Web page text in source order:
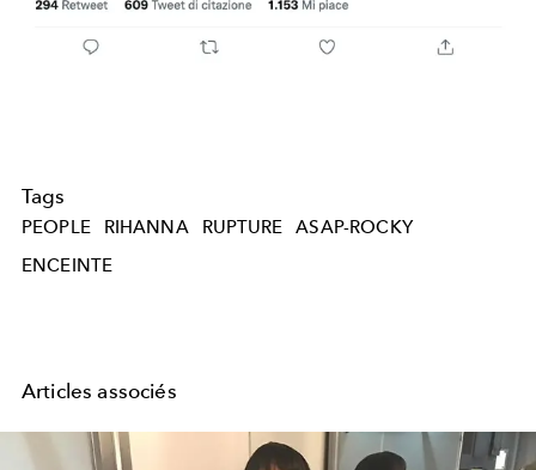
Tags
PEOPLE RIHANNA RUPTURE
ASAP-ROCKY
ENCEINTE
Articles associés